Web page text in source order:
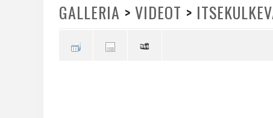
GALLERIA > VIDEOT >